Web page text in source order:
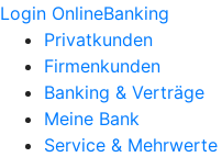
Login OnlineBanking
Privatkunden
Firmenkunden
Banking & Verträge
Meine Bank
Service & Mehrwerte